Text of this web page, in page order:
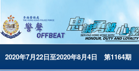
2020年7月22日至2020年8月4日 第1164期